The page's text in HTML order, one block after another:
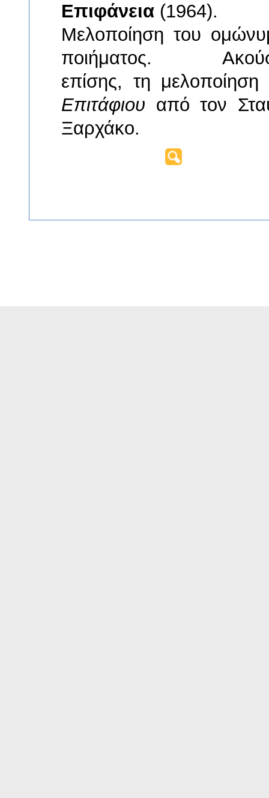
Επιφάνεια (1964).
Μελοποίηση του
ποιήματος.
επίσης, τη μελοποίηση
Επιτάφιου από τον
Ξαρχάκο.